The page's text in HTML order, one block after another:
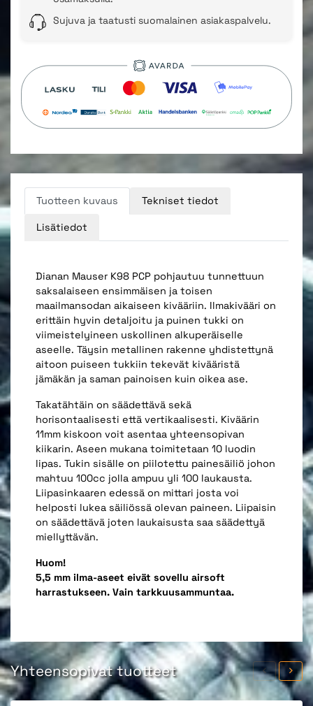
Sujuva ja taatusti suomalainen asiakaspalvelu.
Tuotteen kuvaus Tekniset tiedot
Lisätiedot
Dianan Mauser K98 PCP pohjautuu tunnettuun
saksalaiseen ensimmäisen ja toisen
maailmansodan aikaiseen kivääriin. Ilmakivääri on
erittäin hyvin detaljoitu ja puinen tukki on
viimeistelyineen uskollinen alkuperäiselle
aseelle. Täysin metallinen rakenne yhdistettynä
aitoon puiseen tukkiin tekevät kivääristä
jämäkän ja saman painoisen kuin oikea ase.
Takatähtäin on säädettävä sekä
horisontaalisesti että vertikaalisesti. Kiväärin
11mm kiskoon voit asentaa yhteensopivan
kiikarin. Aseen mukana toimitetaan 10 luodin
lipas. Tukin sisälle on piilotettu painesäiliö johon
mahtuu 100cc jolla ampuu yli 100 laukausta.
Liipasinkaaren edessä on mittari josta voi
helposti lukea säiliössä olevan paineen. Liipaisin
on säädettävä joten laukaisusta saa säädettyä
miellyttävän.
Huom!
5,5 mm ilma-aseet eivät sovellu airsoft
harrastukseen. Vain tarkkuusammuntaa.
Yhteensopivat tuotteet